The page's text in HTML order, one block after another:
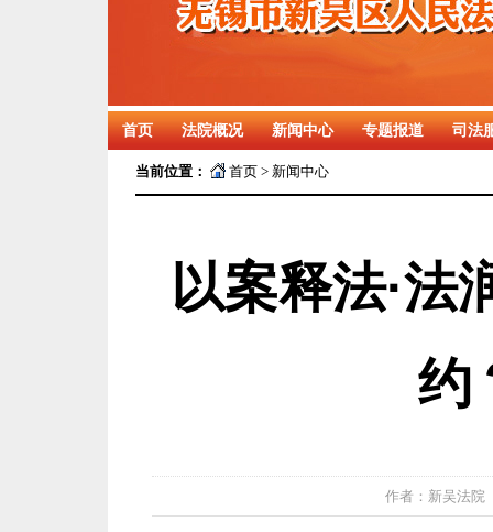
首页 法院概况 新闻中心 专题报道 司法
当前位置： 首页 > 新闻中心
以案释法·法
约
作者：新吴法院